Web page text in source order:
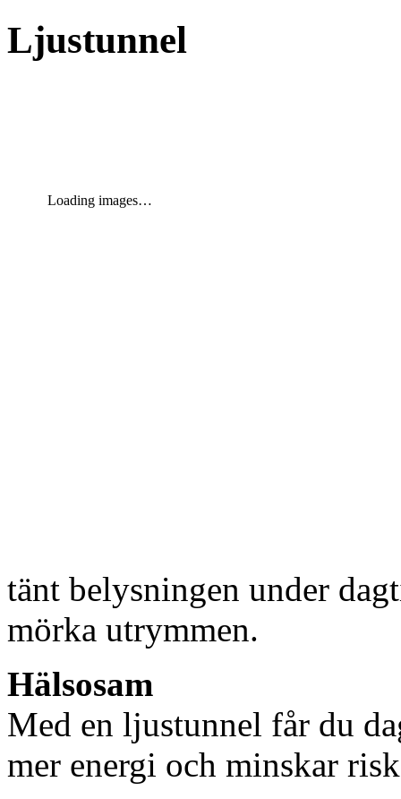
Ljustunnel
Loading images…
tänt belysningen under
mörka utrymmen.
Hälsosam
Med en ljustunnel får du
mer energi och minskar